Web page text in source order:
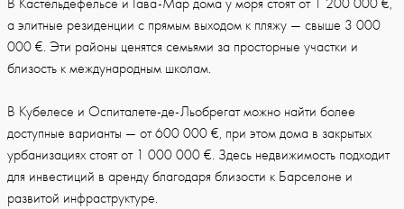
а элитные резиденции с прямым выходом к пляжу — свыше 3 000
000 €. Эти районы ценятся семьями за просторные участки и
близость к международным школам.
В Кубелесе и Оспиталете-де-Льобрегат можно найти более
доступные варианты — от 600 000 €, при этом дома в закрытых
урбанизациях стоят от 1 000 000 €. Здесь недвижимость подходит
для инвестиций в аренду благодаря близости к Барселоне и
развитой инфраструктуре.